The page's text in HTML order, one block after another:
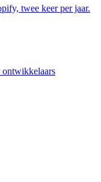
twee keer per jaar.